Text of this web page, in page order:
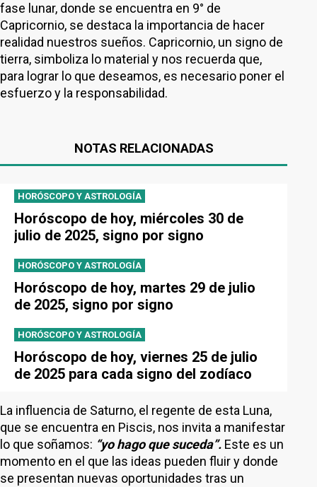
fase lunar, donde se encuentra en 9° de
Capricornio, se destaca la importancia de hacer
realidad nuestros sueños. Capricornio, un signo de
tierra, simboliza lo material y nos recuerda que,
para lograr lo que deseamos, es necesario poner el
esfuerzo y la responsabilidad.
NOTAS RELACIONADAS
HORÓSCOPO Y ASTROLOGÍA
Horóscopo de hoy, miércoles 30 de
julio de 2025, signo por signo
HORÓSCOPO Y ASTROLOGÍA
Horóscopo de hoy, martes 29 de julio
de 2025, signo por signo
HORÓSCOPO Y ASTROLOGÍA
Horóscopo de hoy, viernes 25 de julio
de 2025 para cada signo del zodíaco
La influencia de Saturno, el regente de esta Luna,
que se encuentra en Piscis, nos invita a manifestar
lo que soñamos: “yo hago que suceda”. Este es un
momento en el que las ideas pueden fluir y donde
se presentan nuevas oportunidades tras un